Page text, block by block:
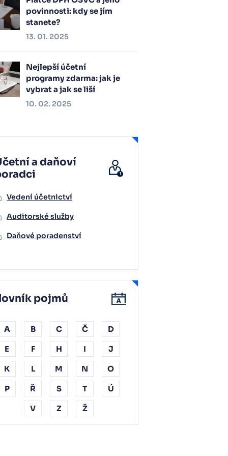
povinnosti: kdy se jím
stanete?
13. 01. 2025
Nejlepší účetní
programy zdarma: jak je
vybrat a jak se liší
10. 02. 2025
a daňoví
Vedení účetnictví
Auditorské služby
Daňové poradenství
pojmů
A B C Č D
E F H I J
K L M N O
P Ř S T Ú
V Z Ž